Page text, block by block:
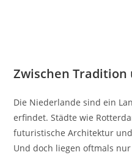
Zwischen
Die Niederlande sind ein
erfindet. Städte wie
futuristische Architektur
Und doch liegen oftmals